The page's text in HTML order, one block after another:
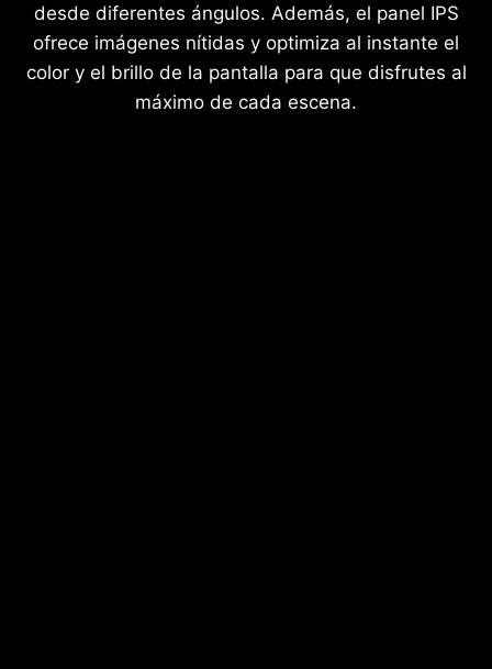
desde diferentes ángulos. Además, el panel IPS
ofrece imágenes nítidas y optimiza al instante el
color y el brillo de la pantalla para que disfrutes al
máximo de cada escena.